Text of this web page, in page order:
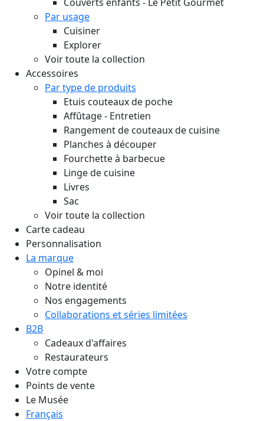
Par usage
Cuisiner
Explorer
Voir toute la collection
Accessoires
Par type de produits
Etuis couteaux de poche
Affûtage - Entretien
Rangement de couteaux de cuisine
Planches à découper
Fourchette à barbecue
Linge de cuisine
Livres
Sac
Voir toute la collection
Carte cadeau
Personnalisation
La marque
Opinel & moi
Notre identité
Nos engagements
Collaborations et séries limitées
B2B
Cadeaux d'affaires
Restaurateurs
Votre compte
Points de vente
Le Musée
Français